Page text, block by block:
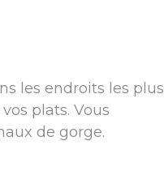
les endroits les plus
plats. Vous
de gorge.